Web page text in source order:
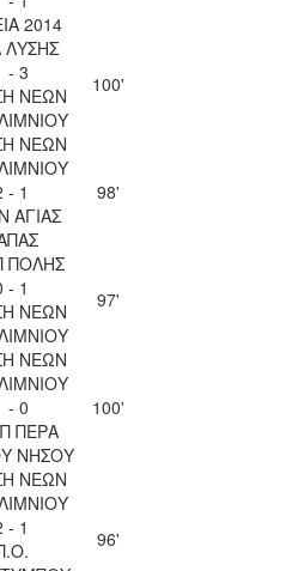
2014
ΛΥΣΗΣ
- 3
ΝΕΩΝ
100'
ΝΕΩΝ
- 1
ΑΓΙΑΣ
98'
ΠΟΛΗΣ
- 1
ΝΕΩΝ
97'
ΝΕΩΝ
- 0
ΠΕΡΑ
ΝΗΣΟΥ
100'
ΝΕΩΝ
- 1
96'